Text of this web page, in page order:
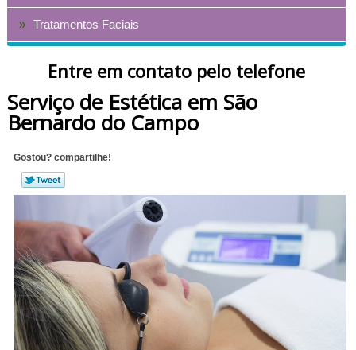
Tratamentos Faciais
Entre em contato pelo telefone
Serviço de Estética em São
Bernardo do Campo
Gostou? compartilhe!